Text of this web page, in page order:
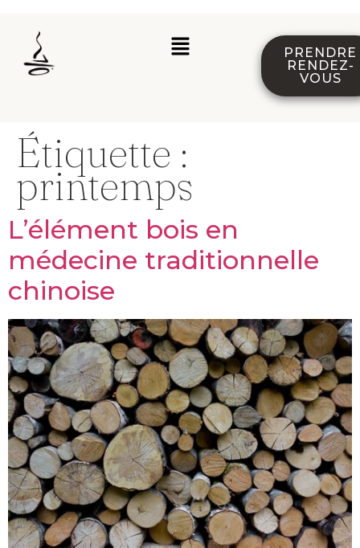
PRENDRE
RENDEZ-
VOUS
Étiquette :
printemps
L’élément bois en
médecine traditionnelle
chinoise